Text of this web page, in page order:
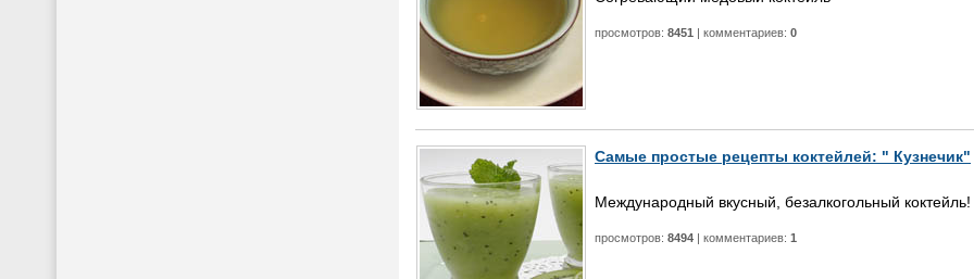
просмотров: 8451 | комментариев: 0
Самые простые рецепты коктейлей: " Кузнечик"
Международный вкусный, безалкогольный коктейль!
просмотров: 8494 | комментариев: 1